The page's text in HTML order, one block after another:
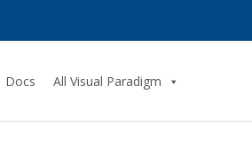
Docs All Visual Paradigm